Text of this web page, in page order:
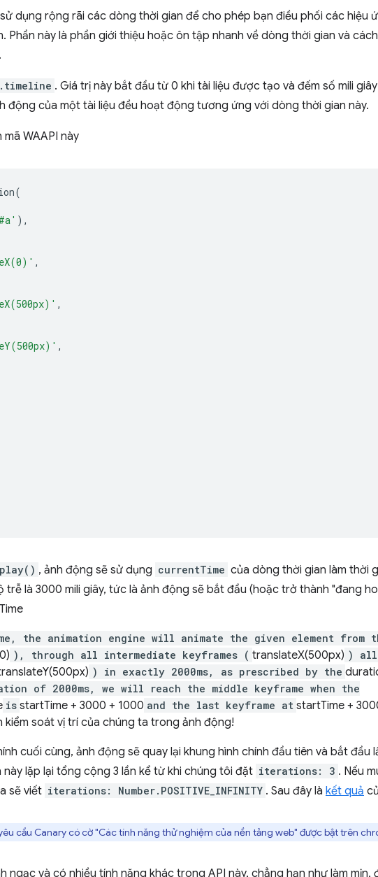
dụng rộng rãi các dòng thời gian để cho phép bạn điều phối các hiệu
Phần này là phần giới thiệu hoặc ôn tập nhanh về dòng thời gian và
. Giá trị này bắt đầu từ 0 khi tài liệu được tạo và đếm số mili
động của một tài liệu đều hoạt động tương ứng với dòng thời gian này.
WAAPI này
(
),
,
,
,
, ảnh động sẽ sử dụng currentTime của dòng thời gian làm thời
là 3000 mili giây, tức là ảnh động sẽ bắt đầu (hoặc trở thành "đang
the animation engine will animate the given element from
), through all intermediate keyframes ( translateX(500px) ) all
) in exactly 2000ms, as prescribed by the
of 2000ms, we will reach the middle keyframe when the
is startTime + 3000 + 1000 and the last keyframe at startTime +
kiểm soát vị trí của chúng ta trong ảnh động!
cuối cùng, ảnh động sẽ quay lại khung hình chính đầu tiên và bắt đầu
lặp lại tổng cộng 3 lần kể từ khi chúng tôi đặt iterations: 3 . Nếu
sẽ viết iterations: Number.POSITIVE_INFINITY . Sau đây là kết quả
cầu Canary có cờ "Các tính năng thử nghiệm của nền tảng web" được bật trên
ngạc và có nhiều tính năng khác trong API này, chẳng hạn như làm mịn,